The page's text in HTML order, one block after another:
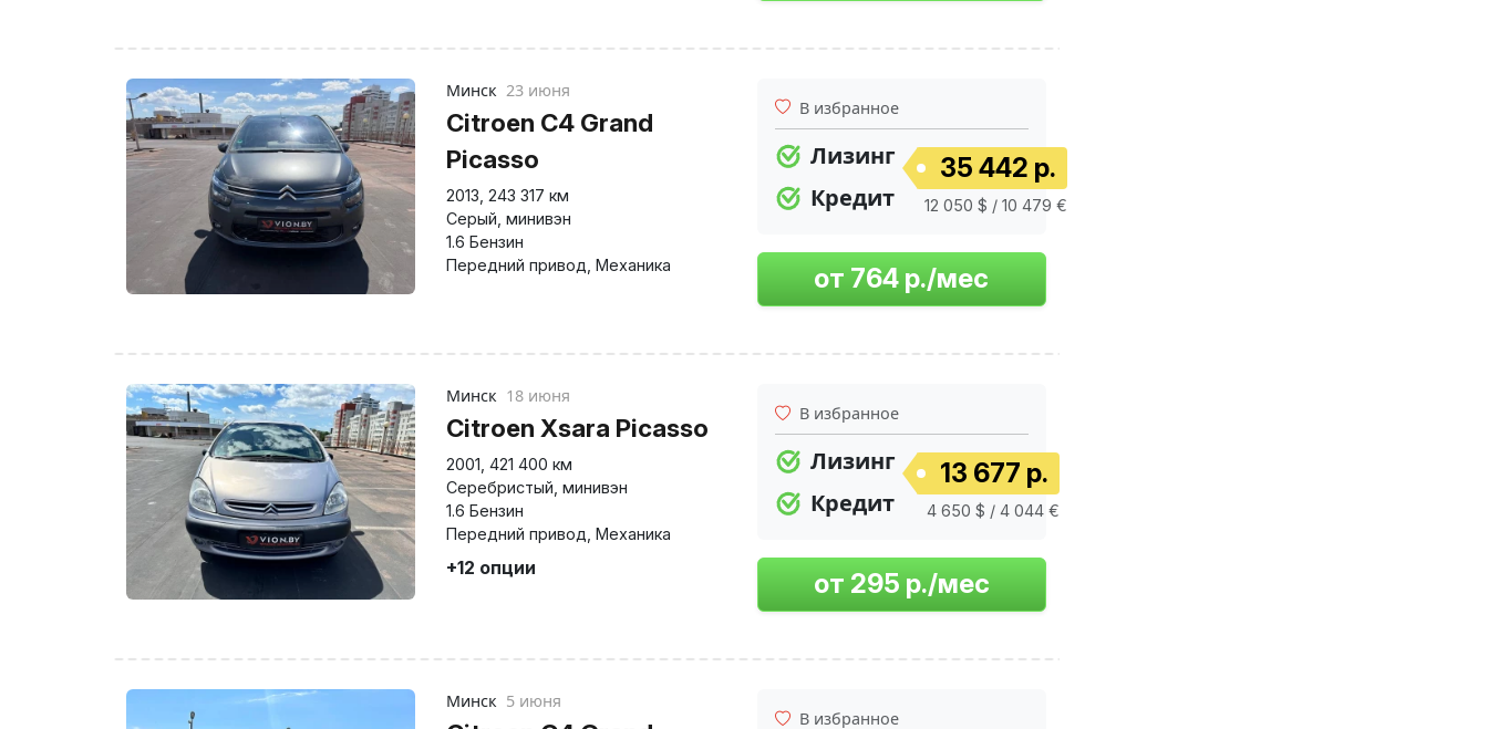
Минск 23 июня
Citroen C4 Grand
Picasso
2013 243 317 км
Серый минивэн
1.6 Бензин
Передний привод Механика
В избранное
Лизинг
Кредит
35 442 р.
12 050 $ / 10 479 €
Минск 18 июня
Citroen Xsara Picasso
2001 421 400 км
Серебристый минивэн
1.6 Бензин
Передний привод Механика
+12 опции
В избранное
Лизинг
Кредит
13 677 р.
4 650 $ / 4 044 €
Минск 5 июня
В избранное